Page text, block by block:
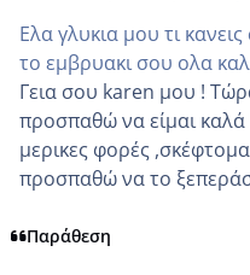
Ελα γλυκια μου τι
το εμβρυακι σου ολα
Γεια σου karen μου !
προσπαθώ να είμαι
μερικες φορές
προσπαθώ να το
Παράθεση